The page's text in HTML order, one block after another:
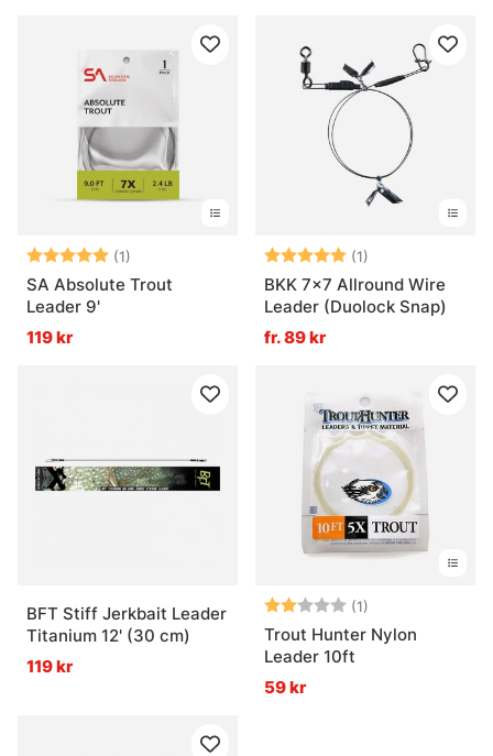
Betyg: (1)
5.0 utav 5 stjärnor
SA Absolute Trout
Leader 9'
119 kr
Betyg: (1)
BKK 7x7 Allround Wire
Leader (Duolock Snap)
fr. 89 kr
BFT Stiff Jerkbait Leader
Titanium 12' (30 cm)
119 kr
Betyg: (1)
Trout Hunter Nylon
Leader 10ft
59 kr